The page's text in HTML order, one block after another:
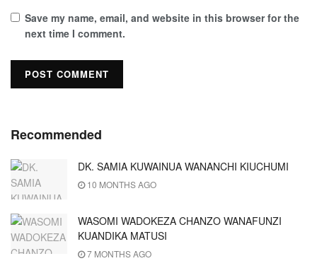
Save my name, email, and website in this browser for the
next time I comment.
Recommended
DK. SAMIA KUWAINUA WANANCHI KIUCHUMI
10 MONTHS AGO
WASOMI WADOKEZA CHANZO WANAFUNZI
KUANDIKA MATUSI
7 MONTHS AGO